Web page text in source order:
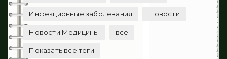
Инфекционные заболевания Новости
Новости Медицины все
Показать все теги